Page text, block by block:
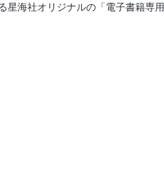
星海社オリジナルの「電子書籍専用